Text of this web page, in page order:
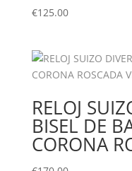
€125.00
RELOJ
BISEL DE
CORONA